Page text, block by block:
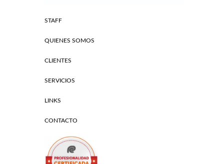
STAFF
QUIENES SOMOS
CLIENTES
SERVICIOS
LINKS
CONTACTO